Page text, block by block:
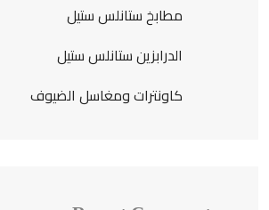
مطابخ ستانلس ستيل
الدرابزين ستانلس ستيل
كاونترات ومغاسل الضيوف